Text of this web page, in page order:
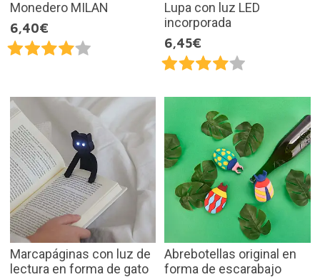
Monedero MILAN
6,40€
Lupa con luz LED
incorporada
6,45€
Marcapáginas con luz de
lectura en forma de gato
Abrebotellas original en
forma de escarabajo